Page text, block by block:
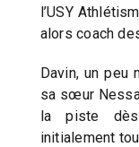
l’USY
alors coach
Davin, un peu
sa sœur
la piste dès
initialement